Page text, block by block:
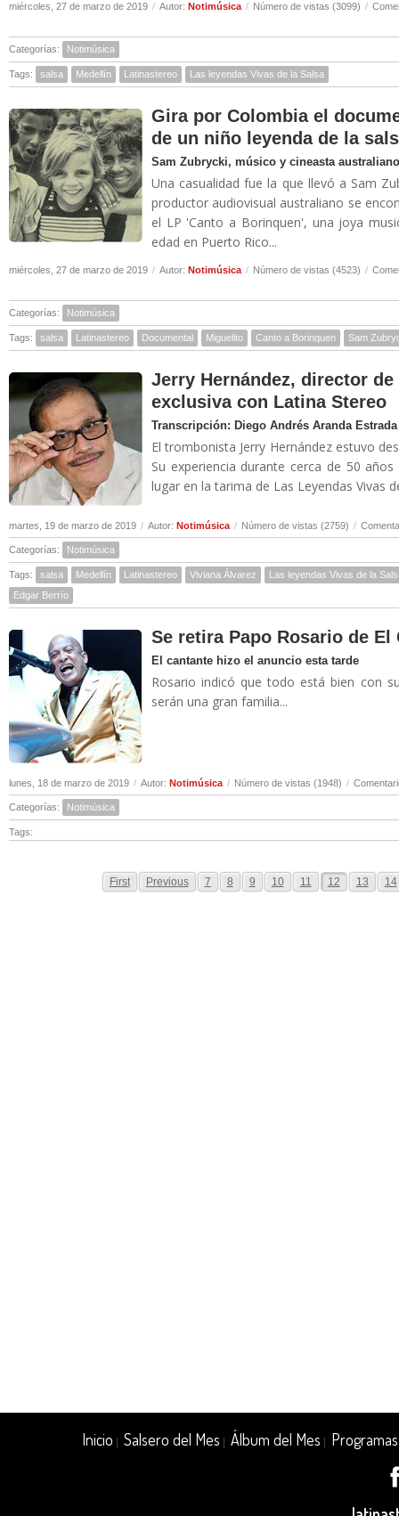
miércoles, 27 de marzo de 2019 / Autor: Notimúsica / Número de vistas (3099) /
Categorías: Notimúsica
Tags: salsa Medellín Latinastereo Las leyendas Vivas de la Salsa
Gira por Colombia el
de un niño leyenda de la
Sam Zubrycki, músico y cineasta
Una casualidad fue la que llevó a Sam
productor audiovisual australiano se
el LP 'Canto a Borinquen', una joya
edad en Puerto Rico...
miércoles, 27 de marzo de 2019 / Autor: Notimúsica / Número de vistas (4523) /
Categorías: Notimúsica
Tags: salsa Latinastereo Documental Miguelito Canto a Borinquen Sam
Jerry Hernández, director
exclusiva con Latina Stereo
Transcripción: Diego Andrés Aranda Estrada
El trombonista Jerry Hernández estuvo
Su experiencia durante cerca de 50
lugar en la tarima de Las Leyendas Vivas
martes, 19 de marzo de 2019 / Autor: Notimúsica / Número de vistas (2759) /
Categorías: Notimúsica
Tags: salsa Medellín Latinastereo Viviana Álvarez
Las leyendas Vivas de la
Edgar Berrío
Se retira Papo Rosario de El
El cantante hizo el anuncio esta tarde
Rosario indicó que todo está bien con
serán una gran familia...
lunes, 18 de marzo de 2019 / Autor: Notimúsica / Número de vistas (1948) /
Categorías: Notimúsica
Tags:
First Previous 7 8 9 10 11 12 13 14
Inicio |Salsero del Mes |Álbum del Mes Programas